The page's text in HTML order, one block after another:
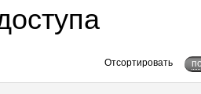
Отсортировать